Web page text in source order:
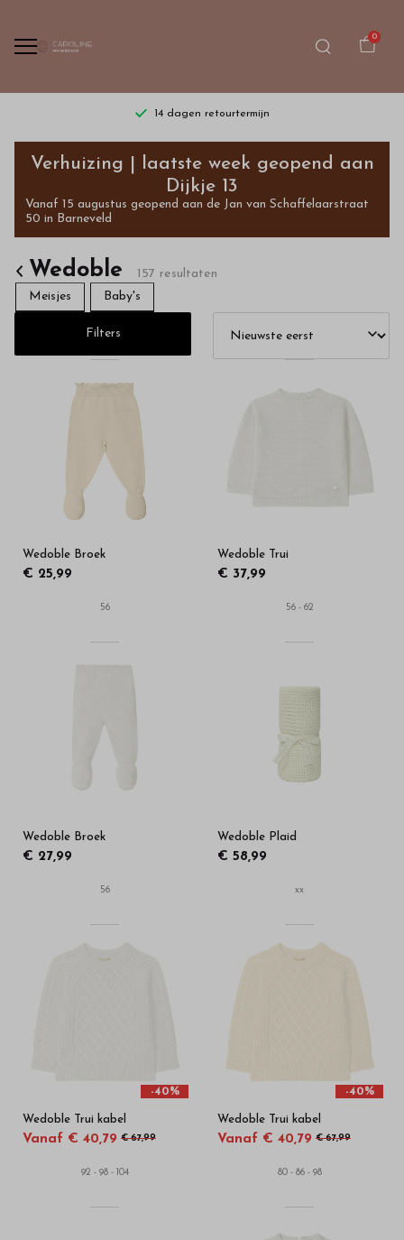
0
Gratis verzending vanaf €75,- | dinsdag t/m zaterdag
Koop
kleding
van
het
merk
Wedoble
voor
baby
Bestel
kinderkleding
kwaliteit
webshop
Verhuizing | laatste week geopend aan
Dijkje 13
Vanaf 15 augustus geopend aan de Jan van Schaffelaarstraat
50 in Barneveld
Wedoble
157 resultaten
Meisjes
Baby's
Filters
Wedoble Broek
€ 25,99
56
Wedoble Trui
€ 37,99
56 - 62
Wedoble Broek
€ 27,99
56
Wedoble Plaid
€ 58,99
xx
-40%
Wedoble Trui kabel
Vanaf € 40,79 € 67,99
92 - 98 - 104
-40%
Wedoble Trui kabel
Vanaf € 40,79 € 67,99
80 - 86 - 98